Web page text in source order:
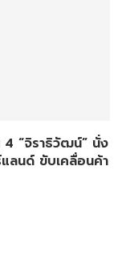
“จิราธิวัฒน์” นั่ง
ลนด์ ขับเคลื่อนค้า